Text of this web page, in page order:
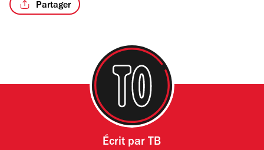
Partager
Écrit par TB